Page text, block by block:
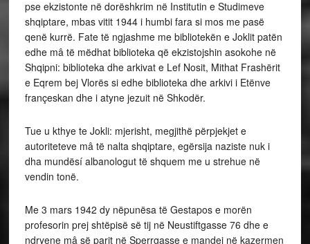
pse ekzistonte në dorëshkrim në Institutin e Studimeve
shqiptare, mbas vitit 1944 i humbi fara si mos me pasë
qenë kurrë. Fate të ngjashme me bibliotekën e Joklit patën
edhe mâ të mëdhat biblioteka që ekzistojshin asokohe në
Shqipni: biblioteka dhe arkivat e Lef Nosit, Mithat Frashërit
e Eqrem bej Vlorës si edhe biblioteka dhe arkivi i Etënve
françeskan dhe i atyne jezuit në Shkodër.
Tue u kthye te Jokli: mjerisht, megjithë përpjekjet e
autoriteteve mâ të nalta shqiptare, egërsija naziste nuk i
dha mundësí albanologut të shquem me u strehue në
vendin tonë.
Me 3 mars 1942 dy nëpunësa të Gestapos e morën
profesorin prej shtëpisë së tij në Neustiftgasse 76 dhe e
ndryene mâ së parit në Sperrgasse e mandej në kazermen